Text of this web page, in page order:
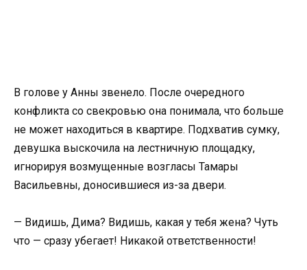
В голове у Анны звенело. После очередного
конфликта со свекровью она понимала, что больше
не может находиться в квартире. Подхватив сумку,
девушка выскочила на лестничную площадку,
игнорируя возмущенные возгласы Тамары
Васильевны, доносившиеся из-за двери.
— Видишь, Дима? Видишь, какая у тебя жена? Чуть
что — сразу убегает! Никакой ответственности!